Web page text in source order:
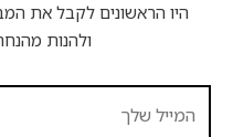
היו הראשונים לקבל את
ולהנות